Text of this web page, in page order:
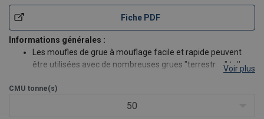
Fiche PDF
Informations générales :
Les moufles de grue à mouflage facile et rapide peuvent
être utilisées avec de nombreuses grues "terrestres" telles
constituent un excellent choix lorsque le changement
fréquent de poulies est nécessaire.
Voir plus
CMU tonne(s)
50